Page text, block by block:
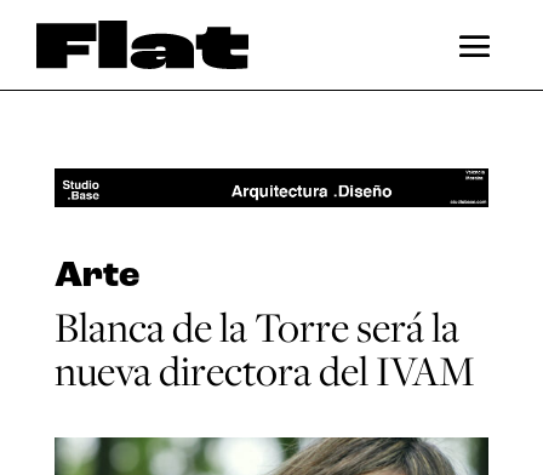
Arte
Blanca de la Torre será la
nueva directora del IVAM